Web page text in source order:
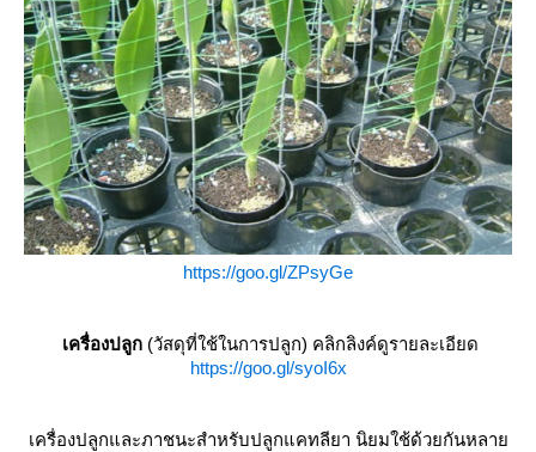
https://goo.gl/ZPsyGe
เครื่องปลูก (วัสดุที่ใช้ในการปลูก) คลิกลิงค์ดูรายละเอียด
https://goo.gl/syoI6x
เครื่องปลูกและภาชนะสำหรับปลูกแคทลียา นิยมใช้ด้วยกันหลา